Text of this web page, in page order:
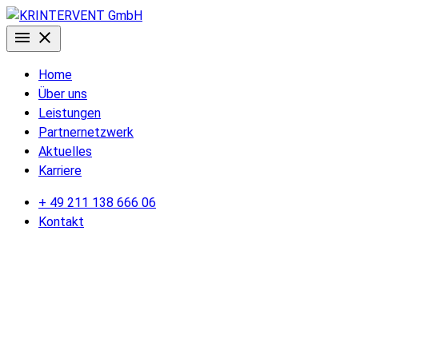
Home
Über uns
Leistungen
Partnernetzwerk
Aktuelles
Karriere
+ 49 211 138 666 06
Kontakt